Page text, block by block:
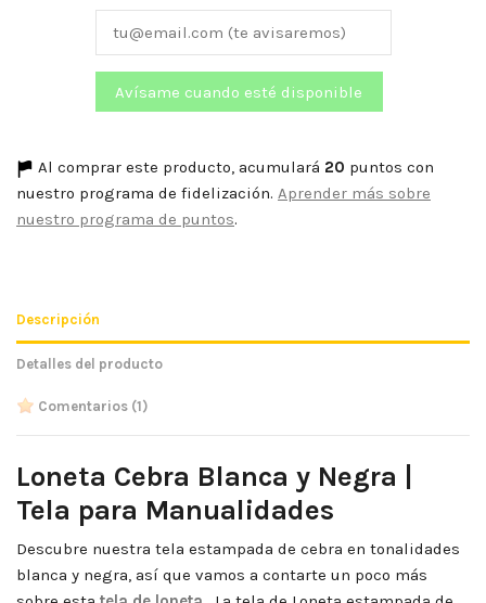
Al comprar este producto, acumulará 20 puntos con
nuestro programa de fidelización. Aprender más sobre
nuestro programa de puntos.
Descripción
Detalles del producto
Comentarios (1)
Loneta Cebra Blanca y Negra |
Tela para Manualidades
Descubre nuestra tela estampada de cebra en tonalidades
blanca y negra, así que vamos a contarte un poco más